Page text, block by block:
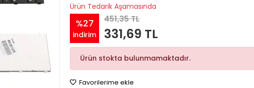
Ürün Tedarik Aşamasında
%27
indirim
451,35 TL
331,69 TL
Ürün stokta bulunmamaktadır.
Favorilerime ekle